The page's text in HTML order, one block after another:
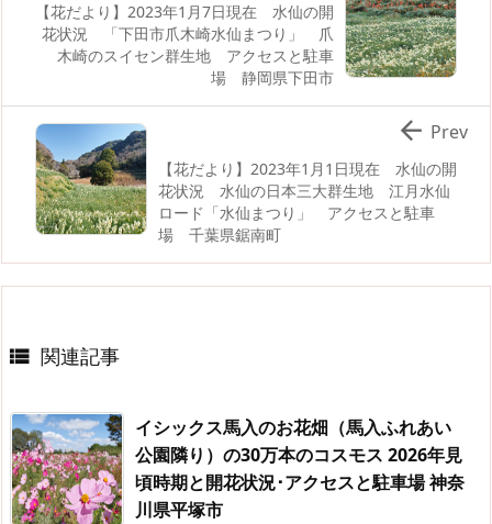
【花だより】2023年1月7日現在 水仙の開
花状況 「下田市爪木崎水仙まつり」 爪
木崎のスイセン群生地 アクセスと駐車
場 静岡県下田市
【花だより】2023年1月1日現在 水仙の開
花状況 水仙の日本三大群生地 江月水仙
ロード「水仙まつり」 アクセスと駐車
場 千葉県鋸南町
 Prev
 関連記事
イシックス馬入のお花畑（馬入ふれあい
公園隣り）の30万本のコスモス 2026年見
頃時期と開花状況･アクセスと駐車場 神奈
川県平塚市